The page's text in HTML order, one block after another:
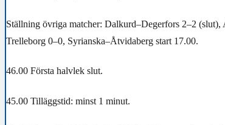
Ställning övriga matcher: Dalkurd–Degerfors 2–2
Trelleborg 0–0, Syrianska–Åtvidaberg start 17.00.
46.00 Första halvlek slut.
45.00 Tilläggstid: minst 1 minut.